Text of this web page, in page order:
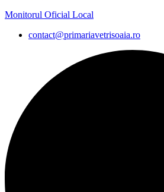
Monitorul Oficial Local
contact@primariavetrisoaia.ro